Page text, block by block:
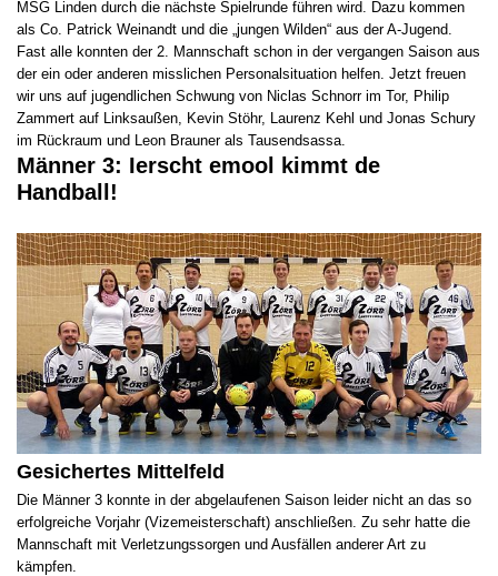
MSG Linden durch die nächste Spielrunde führen wird. Dazu kommen
als Co. Patrick Weinandt und die „jungen Wilden“ aus der A-Jugend.
Fast alle konnten der 2. Mannschaft schon in der vergangen Saison aus
der ein oder anderen misslichen Personalsituation helfen. Jetzt freuen
wir uns auf jugendlichen Schwung von Niclas Schnorr im Tor, Philip
Zammert auf Linksaußen, Kevin Stöhr, Laurenz Kehl und Jonas Schury
im Rückraum und Leon Brauner als Tausendsassa.
Männer 3: Ierscht emool kimmt de
Handball!
Gesichertes Mittelfeld
Die Männer 3 konnte in der abgelaufenen Saison leider nicht an das so
erfolgreiche Vorjahr (Vizemeisterschaft) anschließen. Zu sehr hatte die
Mannschaft mit Verletzungssorgen und Ausfällen anderer Art zu
kämpfen.